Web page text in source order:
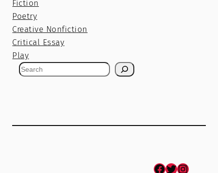
Fiction
Poetry
Creative Nonfiction
Critical Essay
Play
S
Facebook Twitter Instagram